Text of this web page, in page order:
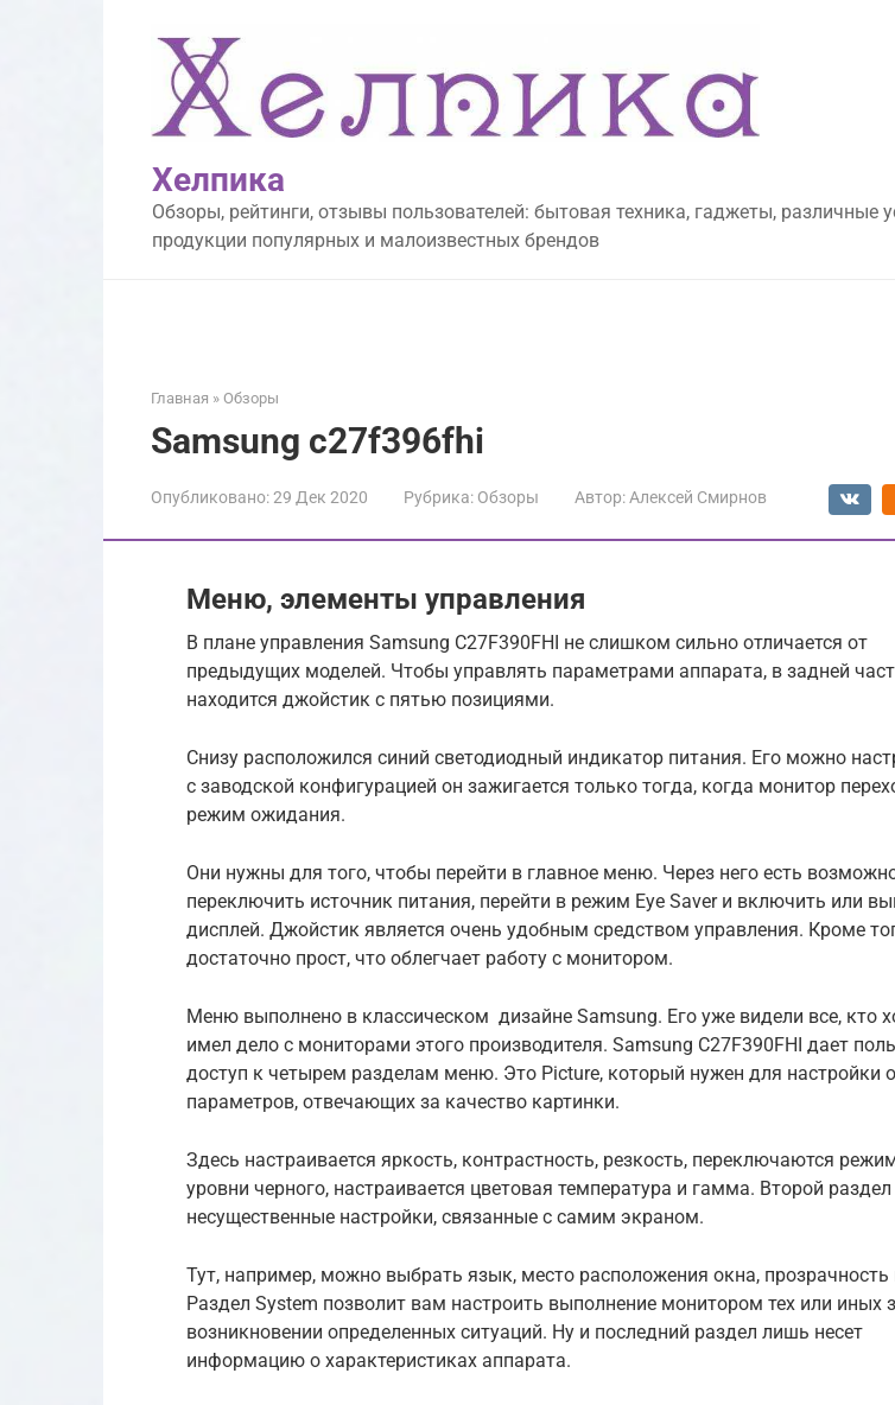
Хелпика
Обзоры, рейтинги, отзывы пользователей: бытовая техника, гаджеты, различные
продукции популярных и малоизвестных брендов
Главная » Обзоры
Samsung c27f396fhi
Опубликовано:29 Дек 2020 Рубрика: Обзоры Автор: Алексей Смирнов
Меню, элементы управления
В плане управления Samsung C27F390FHI не слишком сильно отличается от
предыдущих моделей. Чтобы управлять параметрами аппарата, в задней
находится джойстик с пятью позициями.
Снизу расположился синий светодиодный индикатор питания. Его можно
с заводской конфигурацией он зажигается только тогда, когда монитор
режим ожидания.
Они нужны для того, чтобы перейти в главное меню. Через него есть
переключить источник питания, перейти в режим Eye Saver и включить или
дисплей. Джойстик является очень удобным средством управления. Кроме
достаточно прост, что облегчает работу с монитором.
Меню выполнено в классическом дизайне Samsung. Его уже видели все, кто
имел дело с мониторами этого производителя. Samsung C27F390FHI дает
доступ к четырем разделам меню. Это Picture, который нужен для настройки
параметров, отвечающих за качество картинки.
Здесь настраивается яркость, контрастность, резкость, переключаются
уровни черного, настраивается цветовая температура и гамма. Второй
несущественные настройки, связанные с самим экраном.
Тут, например, можно выбрать язык, место расположения окна, прозрачность
Раздел System позволит вам настроить выполнение монитором тех или иных
возникновении определенных ситуаций. Ну и последний раздел лишь несет
информацию о характеристиках аппарата.